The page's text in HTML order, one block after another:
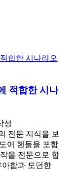
적합한 시나
성
전문 지식을 보
어 핸들을 포함
을 전문으로 합
함과 모던한